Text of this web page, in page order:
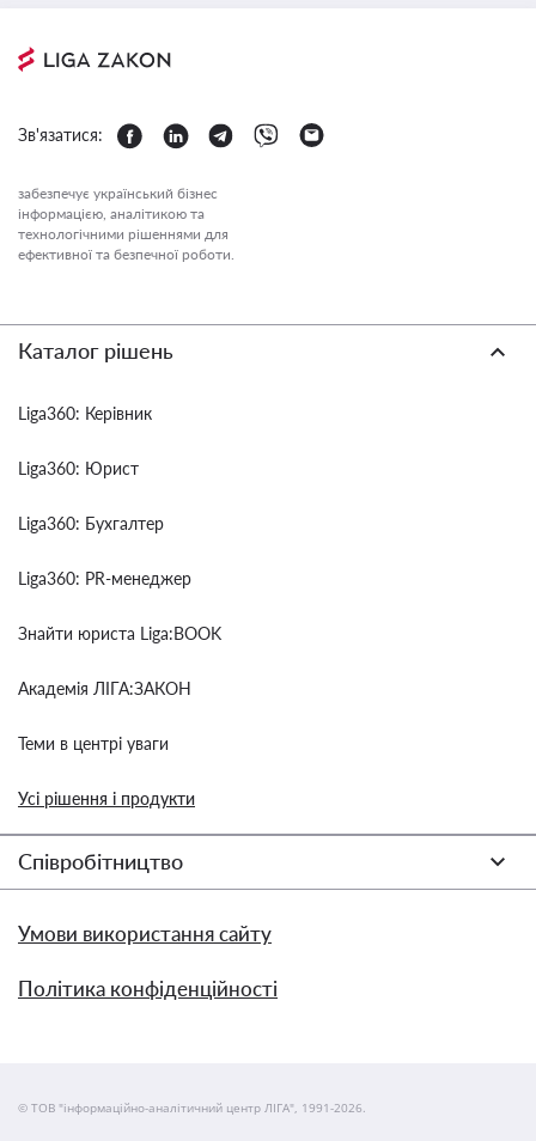
Зв'язатися:
забезпечує український бізнес
інформацією, аналітикою та
технологічними рішеннями для
ефективної та безпечної роботи.
Каталог рішень
Liga360: Керівник
Liga360: Юрист
Liga360: Бухгалтер
Liga360: PR-менеджер
Знайти юриста Liga:BOOK
Академія ЛІГА:ЗАКОН
Теми в центрі уваги
Усі рішення і продукти
Співробітництво
Умови використання сайту
Політика конфіденційності
© ТОВ "інформаційно-аналітичний центр ЛІГА", 1991-2026.